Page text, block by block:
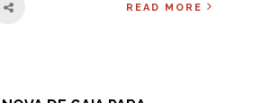
READ MORE